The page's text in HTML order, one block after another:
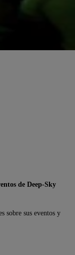
de Deep-Sky
sobre sus eventos y